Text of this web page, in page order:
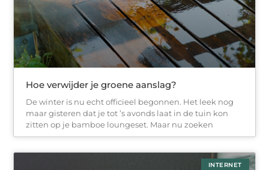
Hoe verwijder je groene aanslag?
De winter is nu echt officieel begonnen. Het leek nog
maar gisteren dat je tot ’s avonds laat in de tuin kon
zitten op je bamboe loungeset. Maar nu zoeken
INTERNET